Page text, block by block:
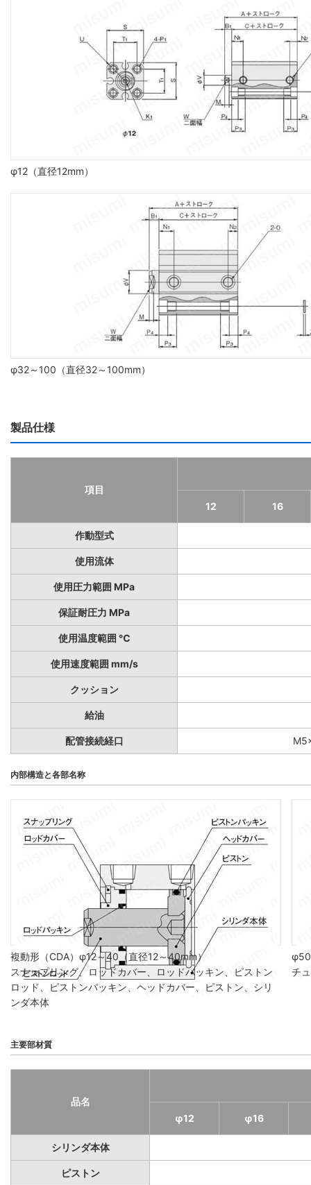
φ12（直径12mm）
φ32～100（直径32～100mm）
製品仕様
項目
12
16
作動型式
使用流体
使用圧力範囲 MPa
保証耐圧力 MPa
使用温度範囲 ℃
使用速度範囲 mm/s
クッション
給油
配管接続経口
内部構造と各部名称
複動形（CDA）φ12～40（直径12～40mm）
スナップリング、ロッドカバー、ロッドパッキン、ピストン
ロッド、ピストンパッキン、ヘッドカバー、ピストン、シリ
ンダ本体
φ50
チ
主要部材質
品名
φ12
φ16
シリンダ本体
ピストン